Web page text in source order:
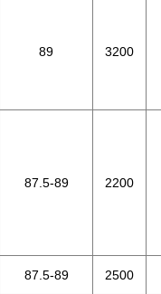
89 3200
87.5-89 2200
87.5-89 2500